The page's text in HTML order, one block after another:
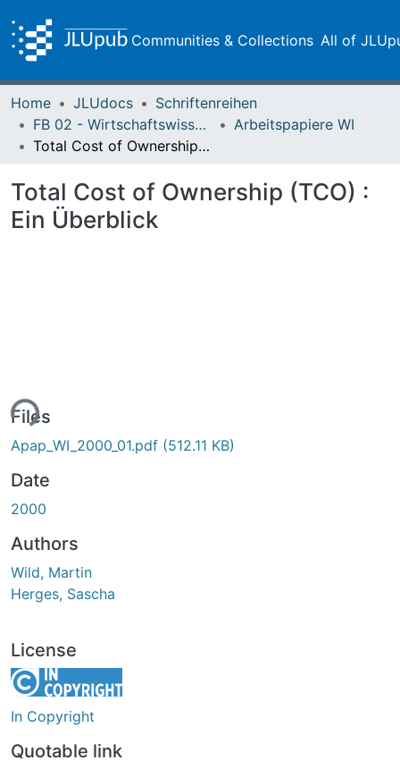
Communities & Collections All of
Home JLUdocs
Schriftenreihen
FB 02 - Wirtschaftswissenschaften
Arbeitspapiere WI
Total Cost of Ownership (TCO) : Ein Überblick
Total Cost of Ownership (TCO) :
Ein Überblick
Files
Apap_WI_2000_01.pdf (512.11 KB)
Date
2000
Authors
Wild, Martin
Herges, Sascha
License
In Copyright
Quotable link